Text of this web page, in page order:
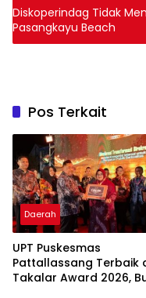
Diskoperindag Tidak
Pasangkayu Beach
Pos Terkait
Daerah
UPT Puskesmas
Pattallassang Terbaik
Takalar Award 2026,